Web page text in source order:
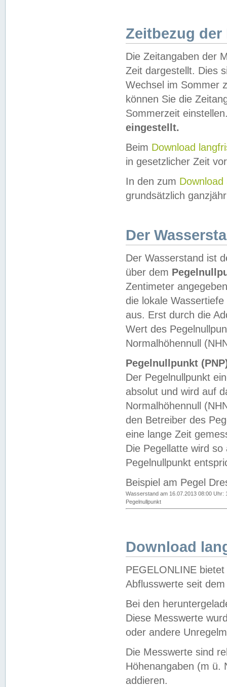
Zeitbezug der
Die Zeitangaben der
Zeit dargestellt. Dies
Wechsel im Sommer
können Sie die
Sommerzeit
eingestellt.
Beim Download
in gesetzlicher Zeit
In den zum Download
grundsätzlich
Der
Der Wasserstand ist
über dem
Zentimeter
die lokale
aus. Erst durch die
Wert des
Normalhöhennull
Pegelnullpunkt
Der Pegelnullpunkt
absolut und wird auf
Normalhöhennull
den Betreiber des
eine lange Zeit
Die Pegellatte wird
Pegelnullpunkt
Beispiel am Pegel
Wasserstand am 16.07.2013 08:00 Uhr:
Pegelnullpunkt
Download
PEGELONLINE
Abflusswerte seit
Bei den
Diese Messwerte
oder andere
Die Messwerte sind
Höhenangaben (m ü.
addieren.